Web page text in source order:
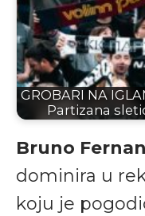
GROBARI NA
Partizana
Bruno
dominira u
koju je